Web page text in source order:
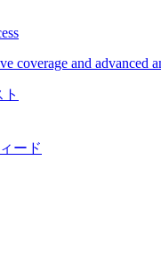
coverage and advanced
ード